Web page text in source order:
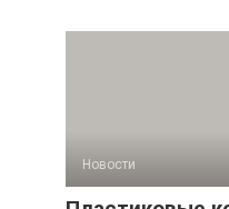
Новости